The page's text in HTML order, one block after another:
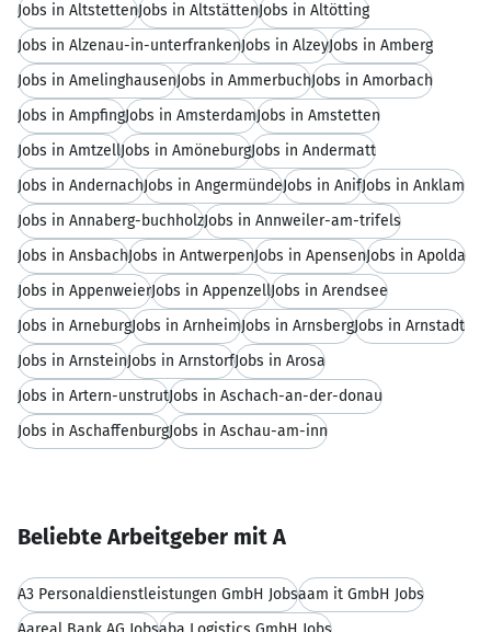
Jobs in AltstettenJobs in AltstättenJobs in Altötting
Jobs in Alzenau-in-unterfrankenJobs in AlzeyJobs in Amberg
Jobs in AmelinghausenJobs in AmmerbuchJobs in Amorbach
Jobs in AmpfingJobs in AmsterdamJobs in Amstetten
Jobs in AmtzellJobs in AmöneburgJobs in Andermatt
Jobs in AndernachJobs in AngermündeJobs in AnifJobs in Anklam
Jobs in Annaberg-buchholzJobs in Annweiler-am-trifels
Jobs in AnsbachJobs in AntwerpenJobs in ApensenJobs in Apolda
Jobs in AppenweierJobs in AppenzellJobs in Arendsee
Jobs in ArneburgJobs in ArnheimJobs in ArnsbergJobs in Arnstadt
Jobs in ArnsteinJobs in ArnstorfJobs in Arosa
Jobs in Artern-unstrutJobs in Aschach-an-der-donau
Jobs in AschaffenburgJobs in Aschau-am-inn
Beliebte Arbeitgeber mit A
A3 Personaldienstleistungen GmbH Jobsaam it GmbH Jobs